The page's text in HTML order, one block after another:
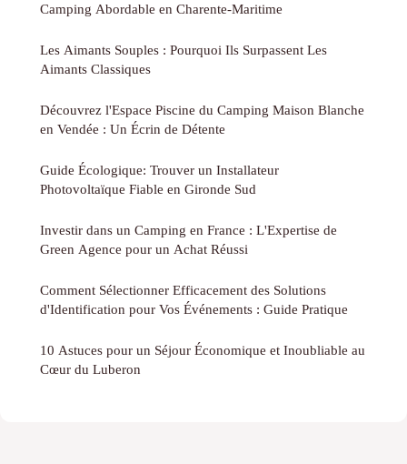
Camping Abordable en Charente-Maritime
Les Aimants Souples : Pourquoi Ils Surpassent Les
Aimants Classiques
Découvrez l'Espace Piscine du Camping Maison Blanche
en Vendée : Un Écrin de Détente
Guide Écologique: Trouver un Installateur
Photovoltaïque Fiable en Gironde Sud
Investir dans un Camping en France : L'Expertise de
Green Agence pour un Achat Réussi
Comment Sélectionner Efficacement des Solutions
d'Identification pour Vos Événements : Guide Pratique
10 Astuces pour un Séjour Économique et Inoubliable au
Cœur du Luberon